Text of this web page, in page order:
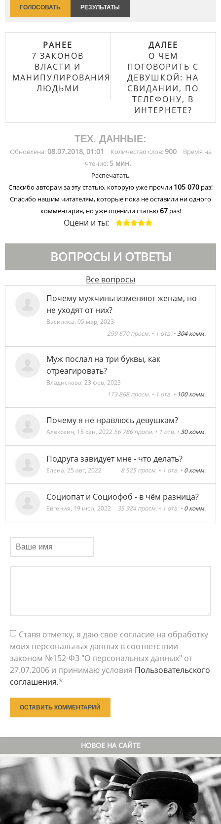
ГОЛОСОВАТЬ РЕЗУЛЬТАТЫ
РАНЕЕ
7 ЗАКОНОВ
ВЛАСТИ И
МАНИПУЛИРОВАНИЯ
ЛЮДЬМИ
ДАЛЕЕ
О ЧЕМ
ПОГОВОРИТЬ С
ДЕВУШКОЙ: НА
СВИДАНИИ, ПО
ТЕЛЕФОНУ, В
ИНТЕРНЕТЕ?
ТЕХ. ДАННЫЕ:
Обновлена:08.07.2018, 01:01 Количество слов: 900
Время на
чтение: 5 мин.
Распечатать
Спасибо авторам за эту статью, которую уже прочли 105 070 раз!
Спасибо нашим читателям, которые пока не оставили ни одного
комментария, но уже оценили статью 67раз!
Оцени и ты:
ВОПРОСЫ И ОТВЕТЫ
Все вопросы
Почему мужчины изменяют женам, но
не уходят от них?
Василиса,05 мар, 2023
299 670 просм. • 1 отв. •304 комм.
Муж послал на три буквы, как
отреагировать?
Владислава,23 фев, 2023
173 868 просм. • 1 отв. • 100 комм.
Почему я не нравлюсь девушкам?
Алексеич, 18 сен, 2022 56 786 просм. • 1 отв. •30 комм.
Подруга завидует мне - что делать?
Елена,25 авг, 2022 8 525 просм. • 1 отв. • 0 комм.
Социопат и Социофоб - в чём разница?
Евгения, 19 июл, 2022 35 924 просм. • 1 отв. • 0 комм.
Ставя отметку, я даю свое согласие на обработку
моих персональных данных в соответствии
законом №152-ФЗ "О персональных данных" от
27.07.2006 и принимаю условия Пользовательского
соглашения.*
ОСТАВИТЬ КОММЕНТАРИЙ
НОВОЕ НА САЙТЕ